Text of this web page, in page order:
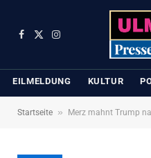
Facebook
X
Instagram
EILMELDUNG KULTUR
Startseite » Merz mahnt Trump nach